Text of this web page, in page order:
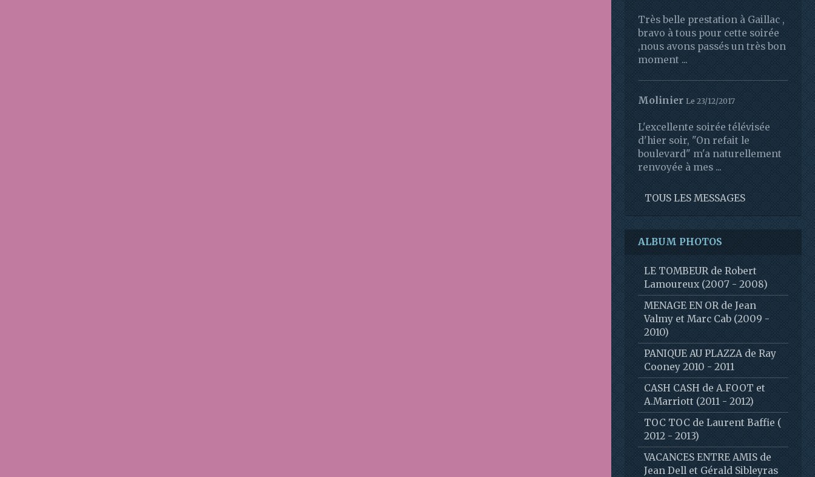
Très belle prestation à Gaillac ,
bravo à tous pour cette soirée
,nous avons passés un très bon
moment ...
Molinier Le 23/12/2017
L'excellente soirée télévisée
d'hier soir, "On refait le
boulevard" m'a naturellement
renvoyée à mes ...
TOUS LES MESSAGES
ALBUM PHOTOS
LE TOMBEUR de Robert
Lamoureux (2007 - 2008)
MENAGE EN OR de Jean
Valmy et Marc Cab (2009 -
2010)
PANIQUE AU PLAZZA de Ray
Cooney 2010 - 2011
CASH CASH de A.FOOT et
A.Marriott (2011 - 2012)
TOC TOC de Laurent Baffie (
2012 - 2013)
VACANCES ENTRE AMIS de
Jean Dell et Gérald Sibleyras